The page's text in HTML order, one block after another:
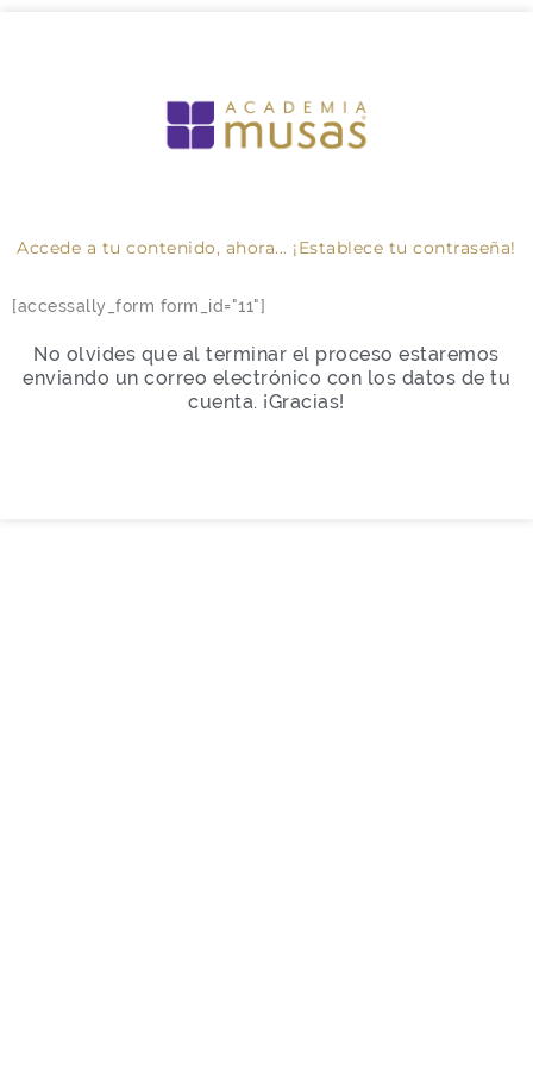
Accede a tu contenido, ahora... ¡Establece tu contraseña!
[accessally_form form_id="11"]
No olvides que al terminar el proceso estaremos
enviando un correo electrónico con los datos de tu
cuenta. ¡Gracias!